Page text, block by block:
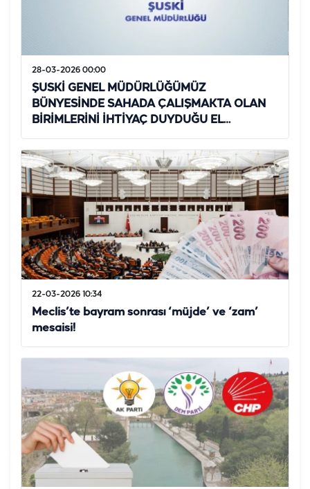
28-03-2026 00:00
ŞUSKİ GENEL MÜDÜRLÜĞÜMÜZ
BÜNYESİNDE SAHADA ÇALIŞMAKTA OLAN
BİRİMLERİNİ İHTİYAÇ DUYDUĞU EL
ALETLERİ VE HIRDAVAT MALZEMESİ ALIM İŞİ
22-03-2026 10:34
Meclis’te bayram sonrası ‘müjde’ ve ‘zam’
mesaisi!